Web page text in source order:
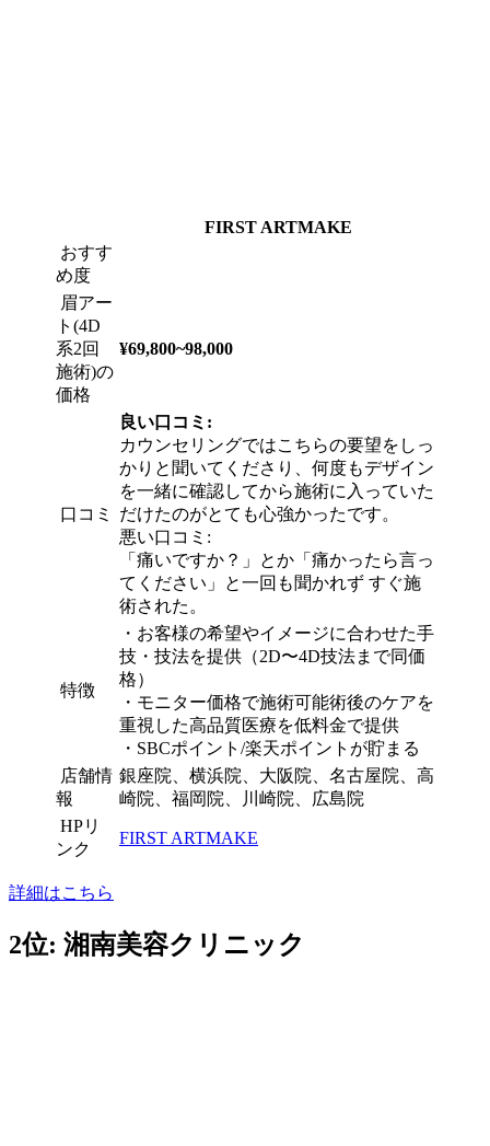
FIRST ARTMAKE
おすす
め度
眉アー
ト(4D
系2回
施術)の
価格
¥69,800~98,000
口コミ
良い口コミ:
カウンセリングではこちらの要望をしっ
かりと聞いてくださり、何度もデザイン
を一緒に確認してから施術に入っていた
だけたのがとても心強かったです。
悪い口コミ:
「痛いですか？」とか「痛かったら言っ
てください」と一回も聞かれず すぐ施
術された。
特徴
・ お客様の希望やイメージに合わせた手
技・技法を提供（2D〜4D技法まで同価
格）
・ モニター価格で施術可能術後のケアを
重視した高品質医療を低料金で提供
・ SBCポイント/楽天ポイントが貯まる
店舗情
報
銀座院、横浜院、大阪院、名古屋院、高
崎院、福岡院、川崎院、広島院
HPリ
ンク
FIRST ARTMAKE
詳細はこちら
2位: 湘南美容クリニック